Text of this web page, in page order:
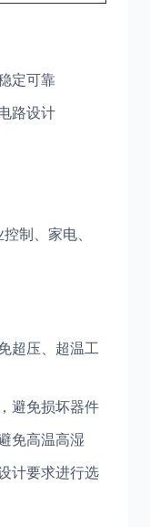
定可靠
路设计
制、家电、
超压、超温工
避免损坏器件
免高温高湿
计要求进行选